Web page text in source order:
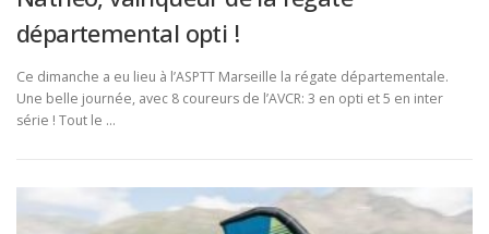
départemental opti !
Ce dimanche a eu lieu à l’ASPTT Marseille la régate départementale.
Une belle journée, avec 8 coureurs de l’AVCR: 3 en opti et 5 en inter
série ! Tout le …